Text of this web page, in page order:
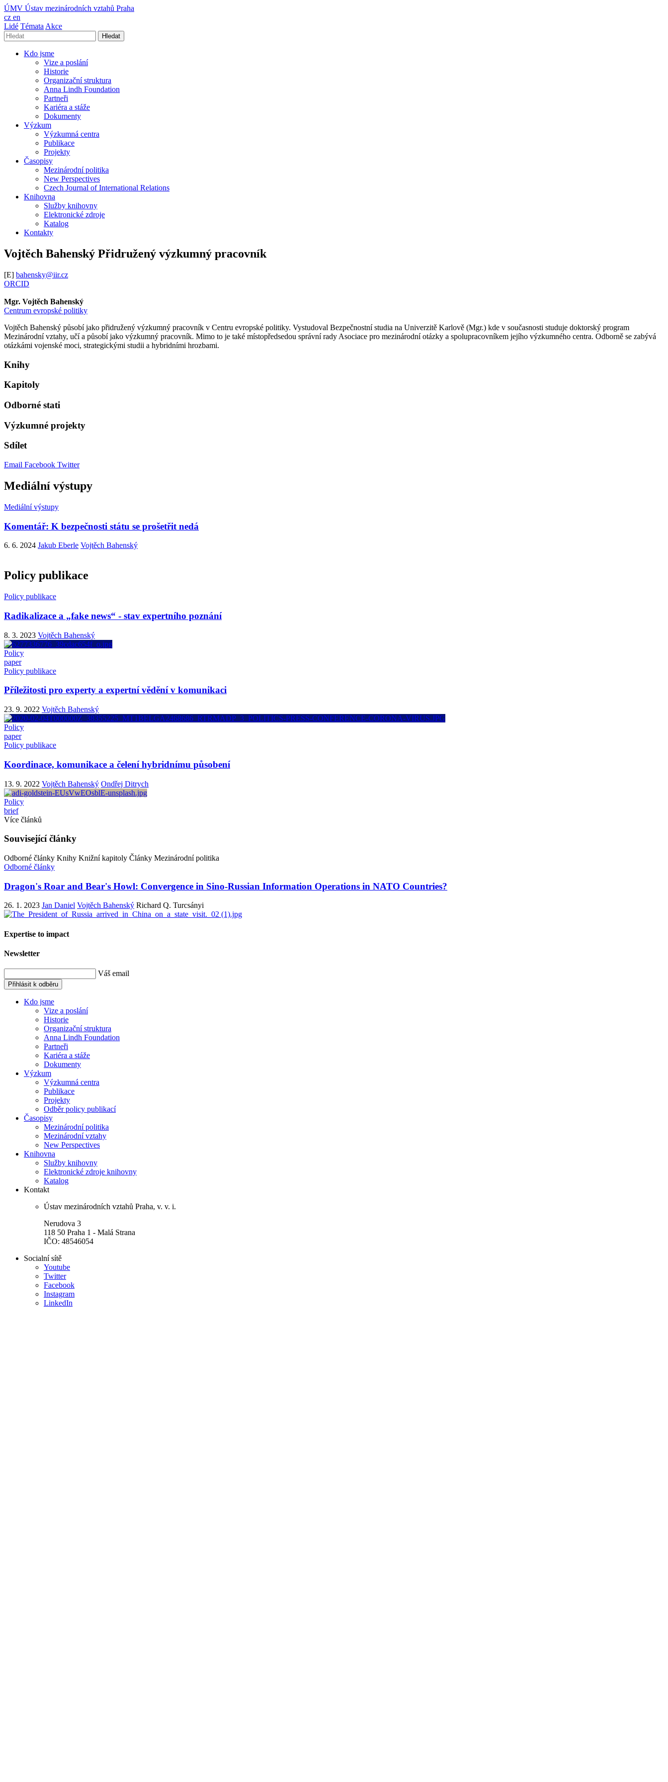
ÚMV Ústav mezinárodních vztahů Praha
cz en
Lidé Témata Akce
Hledat
Kdo jsme
Vize a poslání
Historie
Organizační struktura
Anna Lindh Foundation
Partneři
Kariéra a stáže
Dokumenty
Výzkum
Výzkumná centra
Publikace
Projekty
Časopisy
Mezinárodní politika
New Perspectives
Czech Journal of International Relations
Knihovna
Služby knihovny
Elektronické zdroje
Katalog
Kontakty
Vojtěch Bahenský Přidružený výzkumný pracovník
[E] bahensky@iir.cz
ORCID
Mgr. Vojtěch Bahenský
Centrum evropské politiky
Vojtěch Bahenský působí jako přidružený výzkumný pracovník v Centru evropské politiky. Vystudoval Bezpečnostní studia na Univerzitě Karlově (Mgr.) kde v současnosti studuje doktorský program
Mezinárodní vztahy, učí a působí jako výzkumný pracovník. Mimo to je také místopředsedou správní rady Asociace pro mezinárodní otázky a spolupracovníkem jejího výzkumného centra. Odborně se zabývá
otázkámi vojenské moci, strategickými studii a hybridními hrozbami.
Knihy
Kapitoly
Odborné stati
Výzkumné projekty
Sdílet
Email Facebook Twitter
Mediální výstupy
Mediální výstupy
Komentář: K bezpečnosti státu se prošetřit nedá
6. 6. 2024 Jakub Eberle Vojtěch Bahenský
Policy publikace
Policy publikace
Radikalizace a „fake news“ - stav expertního poznání
8. 3. 2023 Vojtěch Bahenský
Policy
paper
Policy publikace
Příležitosti pro experty a expertní vědění v komunikaci
23. 9. 2022 Vojtěch Bahenský
Policy
paper
Policy publikace
Koordinace, komunikace a čelení hybridnímu působení
13. 9. 2022 Vojtěch Bahenský Ondřej Ditrych
Policy
brief
Více článků
Související články
Odborné články Knihy Knižní kapitoly Články Mezinárodní politika
Odborné články
Dragon's Roar and Bear's Howl: Convergence in Sino-Russian Information Operations in NATO Countries?
26. 1. 2023 Jan Daniel Vojtěch Bahenský Richard Q. Turcsányi
Expertise to impact
Newsletter
Váš email
Přihlásit k odběru
Kdo jsme
Vize a poslání
Historie
Organizační struktura
Anna Lindh Foundation
Partneři
Kariéra a stáže
Dokumenty
Výzkum
Výzkumná centra
Publikace
Projekty
Odběr policy publikací
Časopisy
Mezinárodní politika
Mezinárodní vztahy
New Perspectives
Knihovna
Služby knihovny
Elektronické zdroje knihovny
Katalog
Kontakt
Ústav mezinárodních vztahů Praha, v. v. i.
Nerudova 3
118 50 Praha 1 - Malá Strana
IČO: 48546054
Socialní sítě
Youtube
Twitter
Facebook
Instagram
LinkedIn